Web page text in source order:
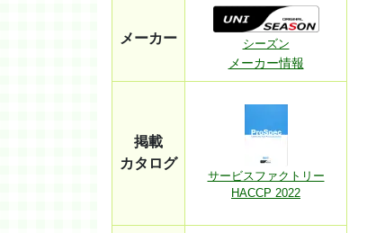
メーカー シーズン
メーカー情報
掲載
カタログ
サービスファクトリー
HACCP 2022